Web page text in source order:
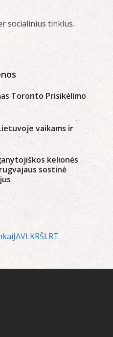
socialinius tinklus.
Toronto Prisikėlimo
vaikams ir
kelionės
sostinė
JAVLKRŠLRT